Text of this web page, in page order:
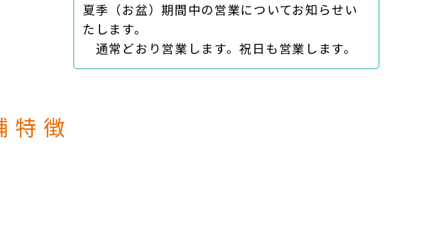
夏季（お盆）期間中の営業についてお知らせい
たします。
通常どおり営業します。祝日も営業します。
特徴